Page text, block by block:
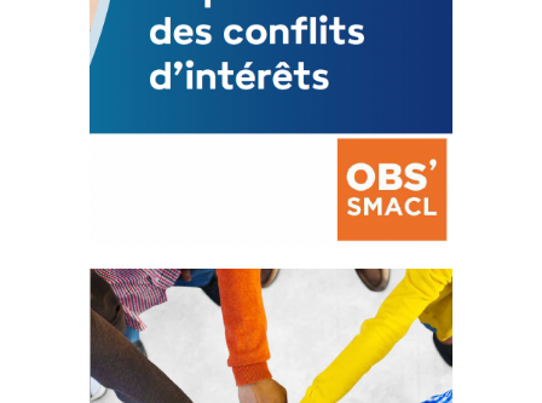
La prévention des conflits
d’intérêts
18 septembre 2023
FEUILLETER